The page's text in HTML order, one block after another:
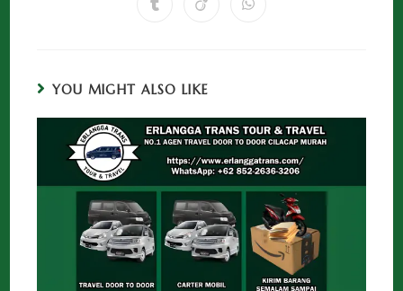
YOU MIGHT ALSO LIKE